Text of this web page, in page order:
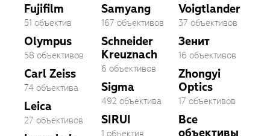
Fujifilm
51 объектив
Olympus
58 объективов
Carl Zeiss
74 объектива
Leica
27 объективов
Samyang
167 объективов
Schneider
Kreuznach
6 объективов
Sigma
492 объектива
SIRUI
1 объектив
Voigtlander
37 объективов
Зенит
16 объективов
Zhongyi
Optics
17 объективов
Все
объективы